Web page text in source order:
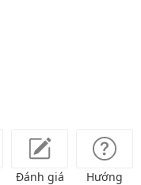
Đánh giá
Hướng